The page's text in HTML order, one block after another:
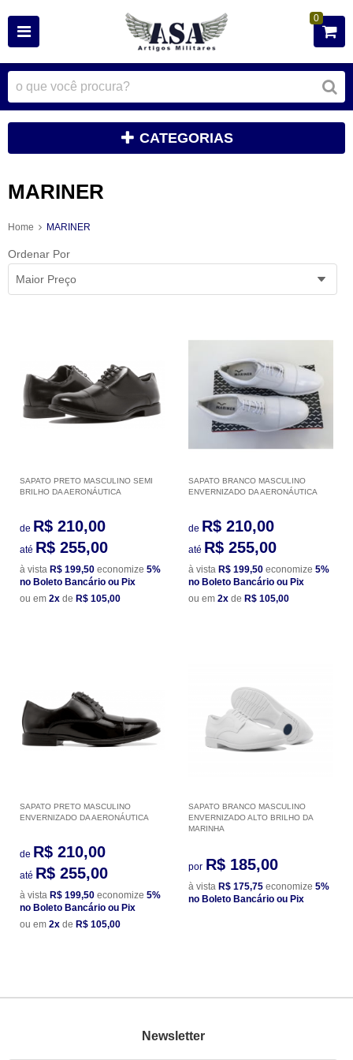
0
CATEGORIAS
MARINER
Home MARINER
Ordenar Por
Maior Preço
SAPATO PRETO MASCULINO SEMI
BRILHO DA AERONÁUTICA
de R$ 210,00
até R$ 255,00
à vista R$ 199,50 economize 5%
no Boleto Bancário ou Pix
ou em 2x de R$ 105,00
SAPATO BRANCO MASCULINO
ENVERNIZADO DA AERONÁUTICA
de R$ 210,00
até R$ 255,00
à vista R$ 199,50 economize 5%
no Boleto Bancário ou Pix
ou em 2x de R$ 105,00
SAPATO PRETO MASCULINO
ENVERNIZADO DA AERONÁUTICA
de R$ 210,00
até R$ 255,00
à vista R$ 199,50 economize 5%
no Boleto Bancário ou Pix
ou em 2x de R$ 105,00
SAPATO BRANCO MASCULINO
ENVERNIZADO ALTO BRILHO DA
MARINHA
por R$ 185,00
à vista R$ 175,75 economize 5%
no Boleto Bancário ou Pix
Newsletter